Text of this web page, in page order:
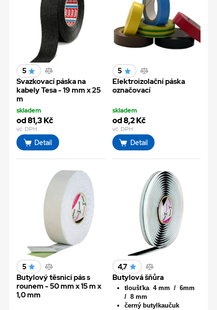
5
Svazkovací páska na
kabely Tesa - 19 mm x 25
m
skladem
od 81,3 Kč
vč. DPH
Detail
5
Elektroizolační páska
označovací
skladem
od 8,2 Kč
vč. DPH
Detail
5
Butylový těsnicí pás s
rounem - 50 mm x 15 m x
1,0 mm
4,7
Butylová šňůra
tloušťka 4 mm / 6mm
/ 8 mm
černý butylkaučuk